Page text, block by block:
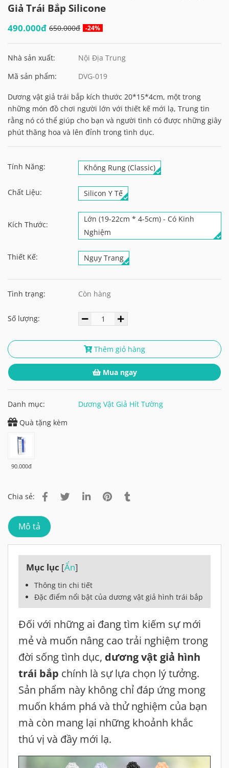
Giả Trái Bắp Silicone
490.000đ 650.000đ -24%
Nhà sản xuất:
Nội Địa Trung
Mã sản phẩm:
DVG-019
Dương vật giả trái bắp kích thước 20*15*4cm, một trong
những món đồ chơi người lớn với thiết kế mới lạ, Trung tin
rằng nó có thể giúp cho bạn và người tình có được những giây
phút thăng hoa và lên đỉnh trong tình dục.
Tính Năng: Không Rung (Classic)
Chất Liệu: Silicon Y Tế
Kích Thước:
Lớn (19-22cm * 4-5cm) - Có Kinh
Nghiệm
Thiết Kế: Ngụy Trang
Tình trạng: Còn hàng
Số lượng:
Thêm giỏ hàng
Mua ngay
Danh mục:
Dương Vật Giả Hít Tường
Quà tặng kèm
90.000đ
Chia sẻ:
Mô tả
Mục lục [Ẩn]
Thông tin chi tiết
Đặc điểm nổi bật của dương vật giả hình trái bắp
Đối với những ai đang tìm kiếm sự mới
mẻ và muốn nâng cao trải nghiệm trong
đời sống tình dục, dương vật giả hình
trái bắp chính là sự lựa chọn lý tưởng.
Sản phẩm này không chỉ đáp ứng mong
muốn khám phá và thử nghiệm của bạn
mà còn mang lại những khoảnh khắc
thú vị và đầy mới lạ.